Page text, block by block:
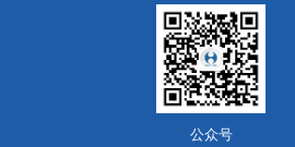
公众号